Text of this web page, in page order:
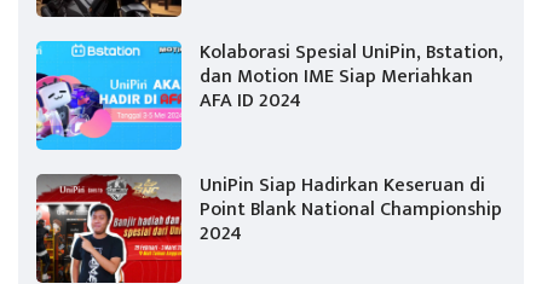
Kolaborasi Spesial UniPin, Bstation,
dan Motion IME Siap Meriahkan
AFA ID 2024
UniPin Siap Hadirkan Keseruan di
Point Blank National Championship
2024